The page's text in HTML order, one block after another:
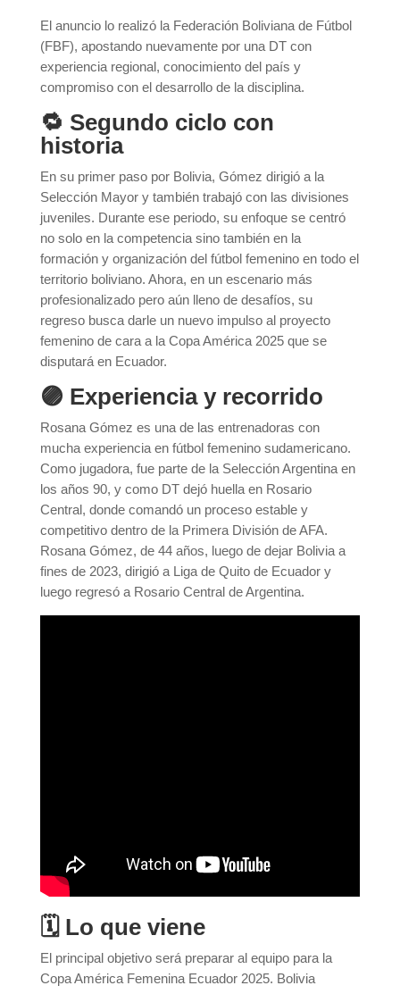
El anuncio lo realizó la Federación Boliviana de Fútbol
(FBF), apostando nuevamente por una DT con
experiencia regional, conocimiento del país y
compromiso con el desarrollo de la disciplina.
🔁 Segundo ciclo con
historia
En su primer paso por Bolivia, Gómez dirigió a la
Selección Mayor y también trabajó con las divisiones
juveniles. Durante ese periodo, su enfoque se centró
no solo en la competencia sino también en la
formación y organización del fútbol femenino en todo el
territorio boliviano. Ahora, en un escenario más
profesionalizado pero aún lleno de desafíos, su
regreso busca darle un nuevo impulso al proyecto
femenino de cara a la Copa América 2025 que se
disputará en Ecuador.
🟣 Experiencia y recorrido
Rosana Gómez es una de las entrenadoras con
mucha experiencia en fútbol femenino sudamericano.
Como jugadora, fue parte de la Selección Argentina en
los años 90, y como DT dejó huella en Rosario
Central, donde comandó un proceso estable y
competitivo dentro de la Primera División de AFA.
Rosana Gómez, de 44 años, luego de dejar Bolivia a
fines de 2023, dirigió a Liga de Quito de Ecuador y
luego regresó a Rosario Central de Argentina.
🗓️ Lo que viene
El principal objetivo será preparar al equipo para la
Copa América Femenina Ecuador 2025. Bolivia